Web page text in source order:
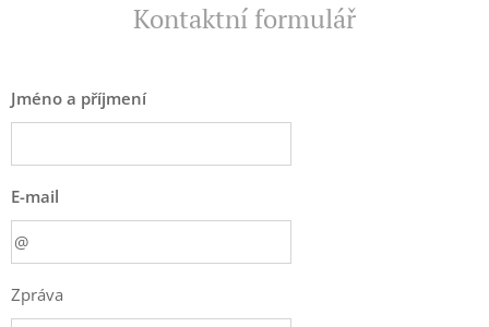
Kontaktní formulář
Jméno a příjmení
E-mail
Zpráva